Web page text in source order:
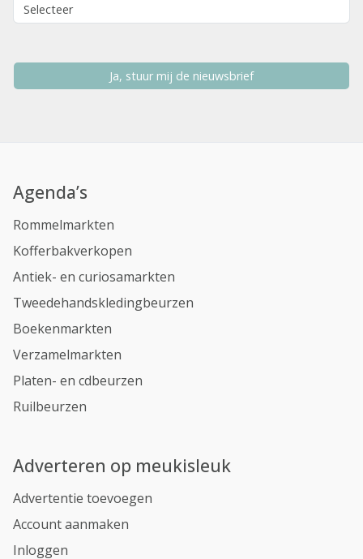
Ja, stuur mij de nieuwsbrief
Agenda’s
Rommelmarkten
Kofferbakverkopen
Antiek- en curiosamarkten
Tweedehandskledingbeurzen
Boekenmarkten
Verzamelmarkten
Platen- en cdbeurzen
Ruilbeurzen
Adverteren op meukisleuk
Advertentie toevoegen
Account aanmaken
Inloggen